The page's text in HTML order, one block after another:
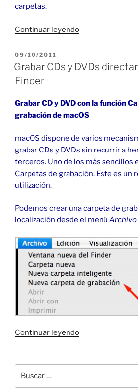
carpetas.
Continuar leyendo«Nombre
carpetas
Mac»
PUBLICADO
EL
09/10/2011
Grabar CDs y DVDs
Finder
Grabar CD y DVD con la función
grabación de macOS
macOS dispone de varios
grabar CDs y DVDs sin recurrir a
terceros. Uno de los más sencillos
Carpetas de grabación. Este es un
utilización.
Podemos crear una carpeta de
localización desde el menú Archivo
Continuar leyendo«Grabar
DVDs
por: